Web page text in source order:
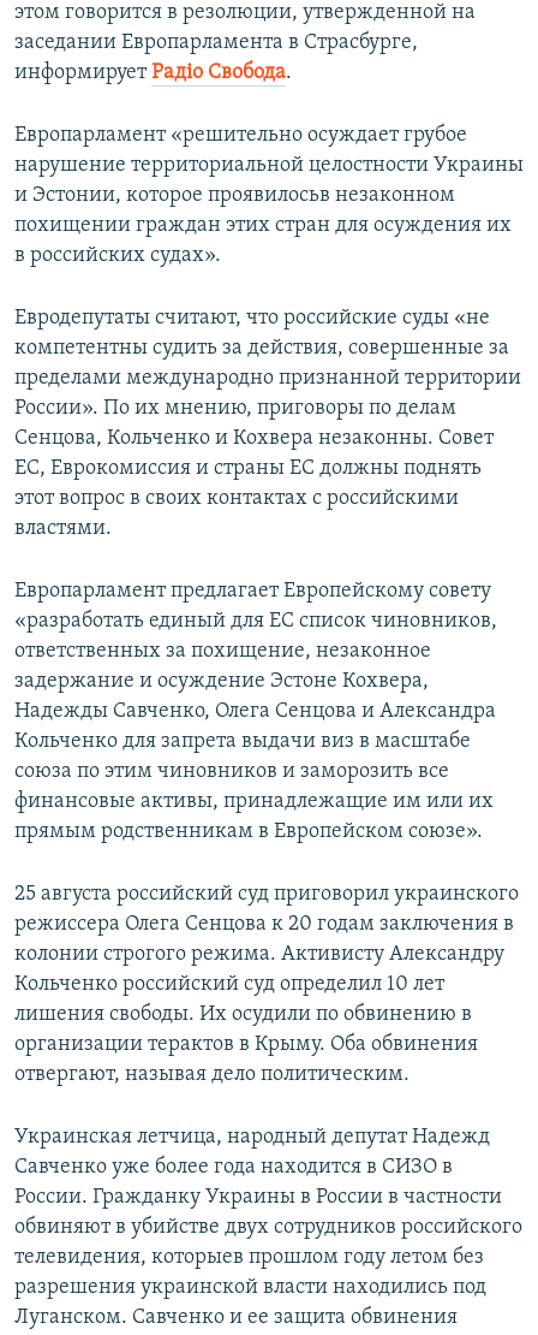
этом говорится в резолюции, утвержденной на
заседании Европарламента в Страсбурге,
информируетРадiо Свобода.
Европарламент «решительно осуждает грубое
нарушение территориальной целостности Украины
и Эстонии, которое проявилосьв незаконном
похищении граждан этих стран для осуждения их
в российских судах».
Евродепутаты считают, что российские суды «не
компетентны судить за действия, совершенные за
пределами международно признанной территории
России». По их мнению, приговоры по делам
Сенцова, Кольченко и Кохвера незаконны. Совет
ЕС, Еврокомиссия и страны ЕС должны поднять
этот вопрос в своих контактах с российскими
властями.
Европарламент предлагает Европейскому совету
«разработать единый для ЕС список чиновников,
ответственных за похищение, незаконное
задержание и осуждение Эстоне Кохвера,
Надежды Савченко, Олега Сенцова и Александра
Кольченко для запрета выдачи виз в масштабе
союза по этим чиновников и заморозить все
финансовые активы, принадлежащие им или их
прямым родственникам в Европейском союзе».
25 августа российский суд приговорил украинского
режиссера Олега Сенцова к 20 годам заключения в
колонии строгого режима. Активисту Александру
Кольченко российский суд определил 10 лет
лишения свободы. Их осудили по обвинению в
организации терактов в Крыму. Оба обвинения
отвергают, называя дело политическим.
Украинская летчица, народный депутат Надежд
Савченко уже более года находится в СИЗО в
России. Гражданку Украины в России в частности
обвиняют в убийстве двух сотрудников российского
телевидения, которыев прошлом году летом без
разрешения украинской власти находились под
Луганском. Савченко и ее защита обвинения